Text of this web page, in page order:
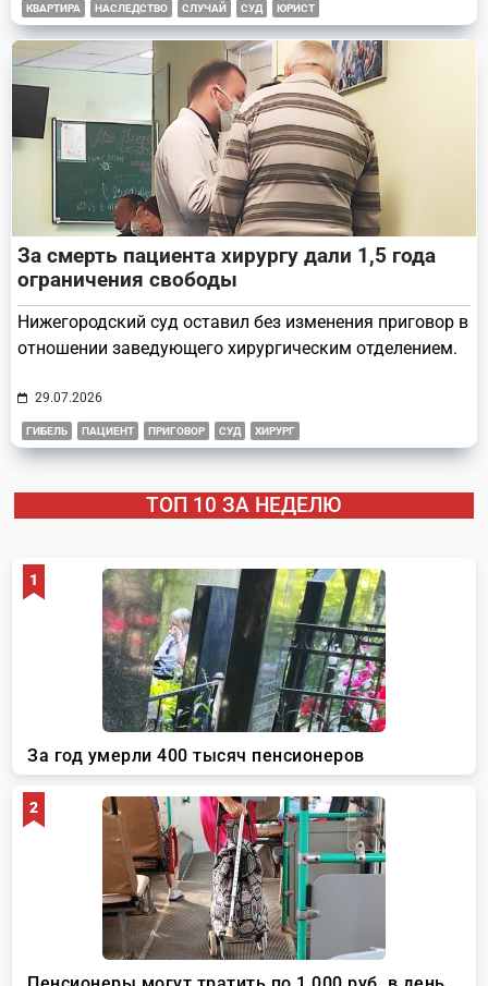
КВАРТИРА НАСЛЕДСТВО СЛУЧАЙ СУД ЮРИСТ
За смерть пациента хирургу дали 1,5 года
ограничения свободы
Нижегородский суд оставил без изменения приговор в
отношении заведующего хирургическим отделением.
29.07.2026
ГИБЕЛЬ ПАЦИЕНТ ПРИГОВОР СУД ХИРУРГ
ТОП 10 ЗА НЕДЕЛЮ